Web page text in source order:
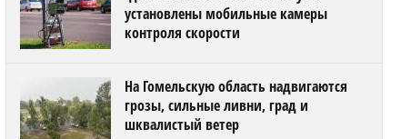
установлены мобильные камеры
контроля скорости
На Гомельскую область надвигаются
грозы, сильные ливни, град и
шквалистый ветер